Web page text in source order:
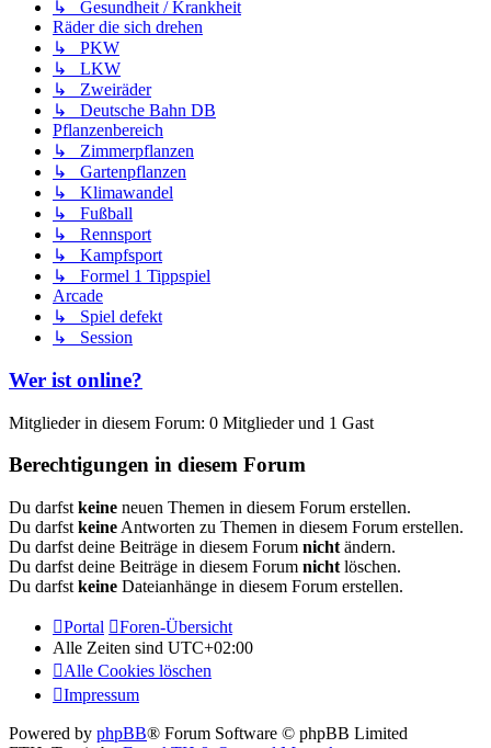
↳ Gesundheit / Krankheit
Räder die sich drehen
↳ PKW
↳ LKW
↳ Zweiräder
↳ Deutsche Bahn DB
Pflanzenbereich
↳ Zimmerpflanzen
↳ Gartenpflanzen
↳ Klimawandel
↳ Fußball
↳ Rennsport
↳ Kampfsport
↳ Formel 1 Tippspiel
Arcade
↳ Spiel defekt
↳ Session
Wer ist online?
Mitglieder in diesem Forum: 0 Mitglieder und 1 Gast
Berechtigungen in diesem Forum
Du darfst keine neuen Themen in diesem Forum erstellen.
Du darfst keine Antworten zu Themen in diesem Forum erstellen.
Du darfst deine Beiträge in diesem Forum nicht ändern.
Du darfst deine Beiträge in diesem Forum nicht löschen.
Du darfst keine Dateianhänge in diesem Forum erstellen.
Portal
Foren-Übersicht
Alle Zeiten sind UTC+02:00
Alle Cookies löschen
Impressum
Powered by phpBB® Forum Software © phpBB Limited